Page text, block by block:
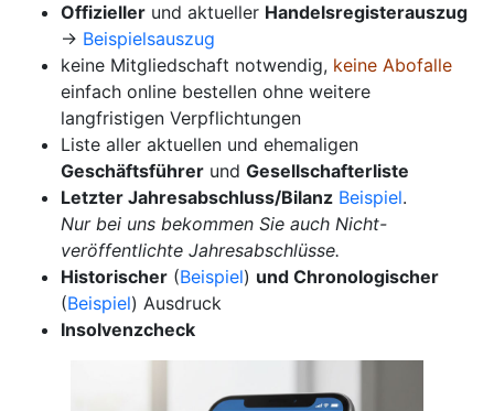
Offizieller und aktueller Handelsregisterauszug
→ Beispielsauszug
keine Mitgliedschaft notwendig, keine Abofalle
einfach online bestellen ohne weitere
langfristigen Verpflichtungen
Liste aller aktuellen und ehemaligen
Geschäftsführer und Gesellschafterliste
Letzter Jahresabschluss/Bilanz Beispiel.
Nur bei uns bekommen Sie auch Nicht-
veröffentlichte Jahresabschlüsse.
Historischer (Beispiel) und Chronologischer
(Beispiel) Ausdruck
Insolvenzcheck